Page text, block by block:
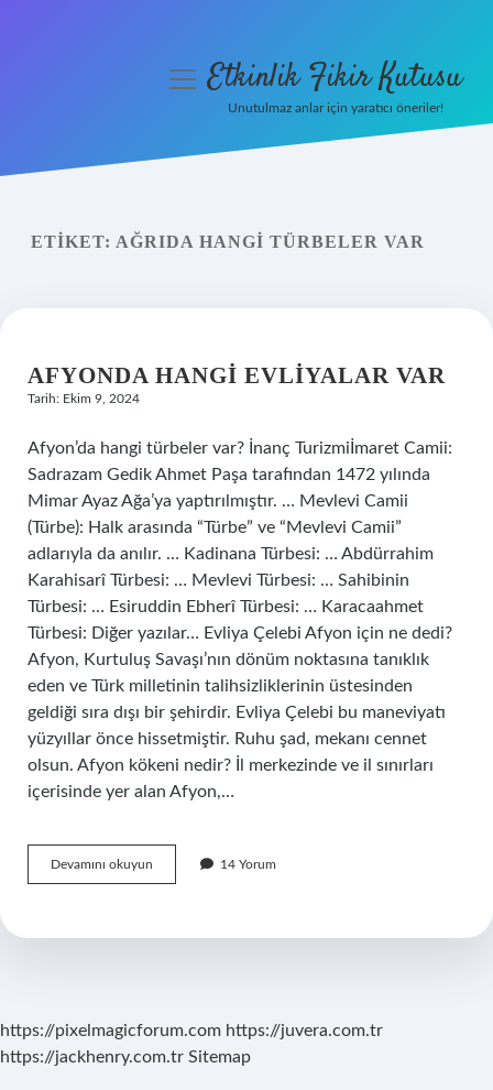
Yasal Uyarı
menüyüEtkinlik Fikir Kutusu
Unutulmaz anlar için yaratıcı öneriler!
ETIKET: AĞRIDA HANGI TÜRBELER VAR
AFYONDA HANGI EVLIYALAR VAR
Tarih: Ekim 9, 2024
Afyon’da hangi türbeler var? İnanç Turizmiİmaret Camii:
Sadrazam Gedik Ahmet Paşa tarafından 1472 yılında
Mimar Ayaz Ağa’ya yaptırılmıştır. … Mevlevi Camii
(Türbe): Halk arasında “Türbe” ve “Mevlevi Camii”
adlarıyla da anılır. … Kadinana Türbesi: … Abdürrahim
Karahisarî Türbesi: … Mevlevi Türbesi: … Sahibinin
Türbesi: … Esiruddin Ebherî Türbesi: … Karacaahmet
Türbesi: Diğer yazılar… Evliya Çelebi Afyon için ne dedi?
Afyon, Kurtuluş Savaşı’nın dönüm noktasına tanıklık
eden ve Türk milletinin talihsizliklerinin üstesinden
geldiği sıra dışı bir şehirdir. Evliya Çelebi bu maneviyatı
yüzyıllar önce hissetmiştir. Ruhu şad, mekanı cennet
olsun. Afyon kökeni nedir? İl merkezinde ve il sınırları
içerisinde yer alan Afyon,…
Devamını okuyun Afyonda
Hangi
14 Yorum
https://pixelmagicforum.com https://juvera.com.tr
https://jackhenry.com.tr Sitemap